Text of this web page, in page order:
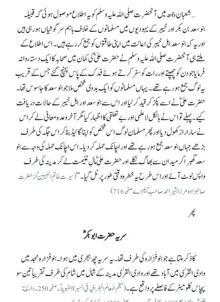
… شعبان 6ھ میں آنحضرت صلی اللہ علیہ وسلم کویہ اطلاع موصول ہوئی کہ قبیلہ
بنوسعد بن بکر اور خیبر کے یہودیوں میں مسلمانوں کے خلاف باہم سرگوشیاں ہو رہی ہیں
اور یہ کہ بنو سعد اہل خیبر کی اعانت میں اپنی طاقتوں کو جمع کر رہے ہیں۔ اس اطلاع کے
ملتے ہی آنحضرت صلی اللہ علیہ وسلم نے حضرت علیؓ کی کمان میں صحابہ کاایک دستہ روانہ
فرمایا جو دن کو چھپتے اور رات کو سفر کرتے ہوئے فدک کے پاس پہنچ گئے جس کے قریب
یہ لوگ جمع ہو رہے تھے۔ یہاں مسلمانوں کوایک بدوی شخص ملا جو بنو سعد کا جاسوس تھا۔
حضرت علیؓ نے اسے پکڑ کرقید کر لیا اور اس سے بنو سعد اور اہل خیبر کے حالات دریافت
کیے۔ پہلے تو اس نے بالکل لاعلمی اور بے تعلقی کا اظہار کیا مگر آخر وعدہ معافی لے کر اس
نے سارا راز کھول دیا اور پھر مسلمان لوگ اس شخص کواپنا گائیڈ بنا کر اس جگہ کی طرف
بڑھے جہاں بنو سعد جمع ہورہے تھے اور اچانک حملہ کر دیا۔ اس اچانک حملہ کی وجہ سے بنو
سعد گھبرا کر میدان سے بھاگ نکلے اور حضرت علیؓ مالِ غنیمت لے کر مدینہ کی طرف
واپس لوٹ آئے اوراس طرح یہ خطرہ وقتی طورپر ٹل گیا۔‘‘(سیرت خاتم النبیینؐ از حضرت
صاحبزادہ مرزا بشیر احمد صاحبؓ ایم اے صفحہ 716)
پھر
سریہ حضرت ابوبکرؓ
کا ذکر ملتا ہے جو بنو فَزَارَہ کی طرف تھا۔ یہ سریہ چھ ہجری میں ہوا۔ بنو فزارہ نجد میں
وادی القرٰی میں آباد تھے اور وادی القرٰی مدینہ کے شمال میں شام کی طرف تقریباً تین سو
پچاس کلو میٹر کے فاصلے پر واقع ہے۔
( معجم المعالم الجغرافیہ فی السیرۃ النبویۃؐ۔صفحہ 250۔ دار مكة